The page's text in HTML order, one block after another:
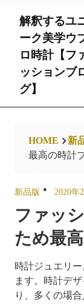
content
解釈するユ
ーク美学ウ
ロ時計【フ
ッションブ
グ】
HOME 新
最高の時計
新品版 2020年
ファッ
ため最
時計ジュエリ
ます。時計デ
り、多くの場